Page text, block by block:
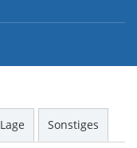
Lage Sonstiges